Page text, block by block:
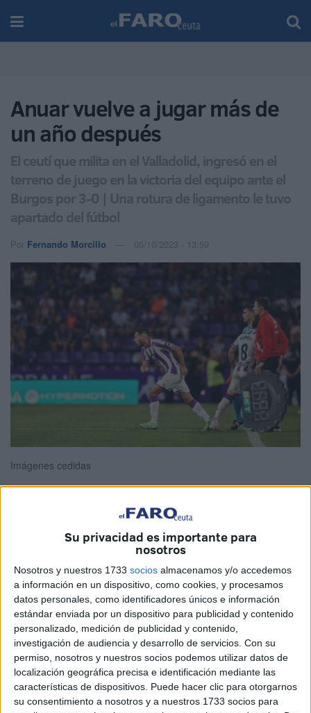
Su privacidad es importante para
nosotros
Nosotros y nuestros 1733 socios almacenamos y/o accedemos
a información en un dispositivo, como cookies, y procesamos
datos personales, como identificadores únicos e información
estándar enviada por un dispositivo para publicidad y contenido
personalizado, medición de publicidad y contenido,
investigación de audiencia y desarrollo de servicios. Con su
permiso, nosotros y nuestros socios podemos utilizar datos de
localización geográfica precisa e identificación mediante las
características de dispositivos. Puede hacer clic para otorgarnos
su consentimiento a nosotros y a nuestros 1733 socios para
Anuar vuelve a jugar más de
un año después
El ceutí que milita en el Valladolid, ingresó en el
terreno de juego en la victoria del equipo ante el
Burgos por 3-0 | Una rotura de ligamento le tuvo
apartado del fútbol
Por Fernando Morcillo 05/10/2023 - 13:59
Imágenes cedidas
El calvario de Anuar llegó a su fin. Volvió a pisar un
después de más 365 días. Sufrió una
roturadeligamento cruzado en la rodilla derecha en un
partido de entrenamiento con el Burgos. El pasado
domingo, el jugador natural de Ceuta, ingresó al césped
del estadio José Zorrilla en el minuto 78, disputando sus
primeros minutos después de una larga lesión.
Cuando sales de una lesión y vuelves al terreno de juego,
siempre es especial y más para un futbolista que ha
pasado todo este año más en el gimnasio que en el verde.